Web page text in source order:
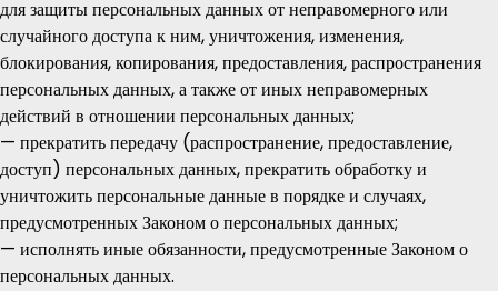
для защиты персональных данных от неправомерного или
случайного доступа к ним, уничтожения, изменения,
блокирования, копирования, предоставления, распространения
персональных данных, а также от иных неправомерных
действий в отношении персональных данных;
— прекратить передачу (распространение, предоставление,
доступ) персональных данных, прекратить обработку и
уничтожить персональные данные в порядке и случаях,
предусмотренных Законом о персональных данных;
— исполнять иные обязанности, предусмотренные Законом о
персональных данных.